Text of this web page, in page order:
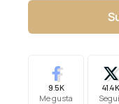
9.5K
Me gusta
41.4K